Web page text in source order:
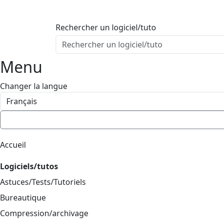
Contenu principal
Menu
Bas de page
Rechercher un logiciel/tuto
Menu
Changer la langue
Accueil
Logiciels/tutos
Astuces/Tests/Tutoriels
Bureautique
Compression/archivage